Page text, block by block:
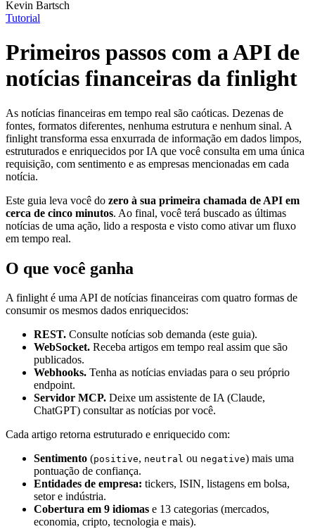
Kevin Bartsch
Tutorial
Primeiros passos com a API de
notícias financeiras da finlight
As notícias financeiras em tempo real são caóticas. Dezenas de
fontes, formatos diferentes, nenhuma estrutura e nenhum sinal. A
finlight transforma essa enxurrada de informação em dados limpos,
estruturados e enriquecidos por IA que você consulta em uma única
requisição, com sentimento e as empresas mencionadas em cada
notícia.
Este guia leva você do zero à sua primeira chamada de API em
cerca de cinco minutos. Ao final, você terá buscado as últimas
notícias de uma ação, lido a resposta e visto como ativar um fluxo
em tempo real.
O que você ganha
A finlight é uma API de notícias financeiras com quatro formas de
consumir os mesmos dados enriquecidos:
REST. Consulte notícias sob demanda (este guia).
WebSocket. Receba artigos em tempo real assim que são
publicados.
Webhooks. Tenha as notícias enviadas para o seu próprio
endpoint.
Servidor MCP. Deixe um assistente de IA (Claude,
ChatGPT) consultar as notícias por você.
Cada artigo retorna estruturado e enriquecido com:
Sentimento (positive, neutral ou negative) mais uma
pontuação de confiança.
Entidades de empresa: tickers, ISIN, listagens em bolsa,
setor e indústria.
Cobertura em 9 idiomas e 13 categorias (mercados,
economia, cripto, tecnologia e mais).